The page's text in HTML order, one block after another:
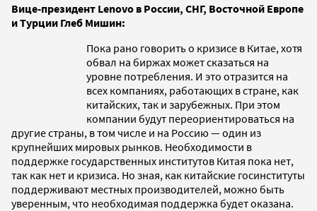
Вице-президент Lenovo в России, СНГ, Восточной Европе
и Турции Глеб Мишин:
Пока рано говорить о кризисе в Китае, хотя
обвал на биржах может сказаться на
уровне потребления. И это отразится на
всех компаниях, работающих в стране, как
китайских, так и зарубежных. При этом
компании будут переориентироваться на
другие страны, в том числе и на Россию — один из
крупнейших мировых рынков. Необходимости в
поддержке государственных институтов Китая пока нет,
так как нет и кризиса. Но зная, как китайские госинституты
поддерживают местных производителей, можно быть
уверенным, что необходимая поддержка будет оказана.